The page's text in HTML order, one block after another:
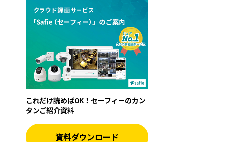
これだけ読めばOK！セーフィーのカン
タンご紹介資料
資料ダウンロード